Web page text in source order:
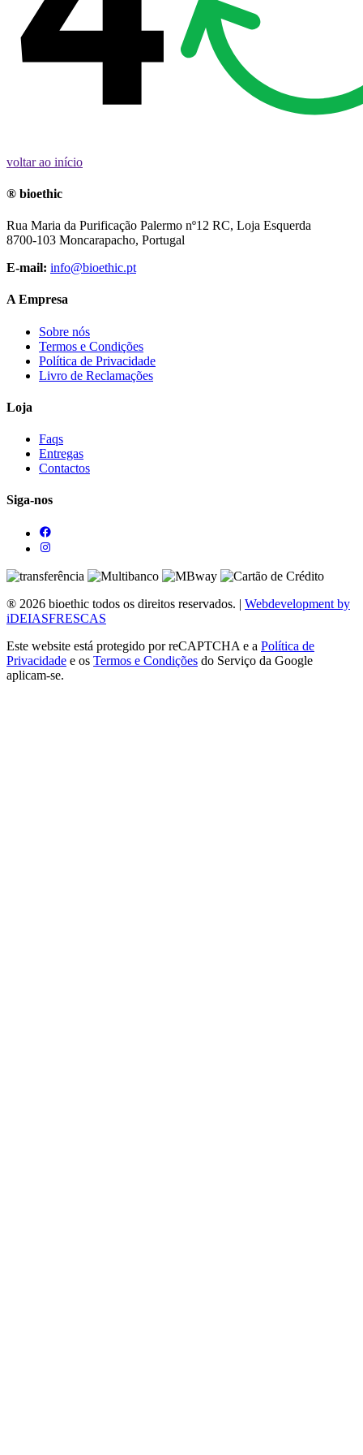
voltar ao início
® bioethic
Rua Maria da Purificação Palermo nº12 RC, Loja Esquerda
8700-103 Moncarapacho, Portugal
E-mail: info@bioethic.pt
A Empresa
Sobre nós
Termos e Condições
Política de Privacidade
Livro de Reclamações
Loja
Faqs
Entregas
Contactos
Siga-nos
® 2026 bioethic todos os direitos reservados. | Webdevelopment by
iDEIASFRESCAS
Este website está protegido por reCAPTCHA e a Política de
Privacidade e os Termos e Condições do Serviço da Google
aplicam-se.